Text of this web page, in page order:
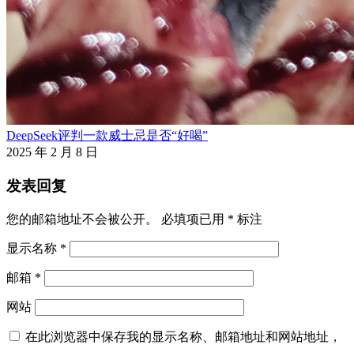
DeepSeek评判一款威士忌是否“好喝”
2025 年 2 月 8 日
发表回复
您的邮箱地址不会被公开。 必填项已用 * 标注
显示名称 *
邮箱 *
网站
在此浏览器中保存我的显示名称、邮箱地址和网站地址，